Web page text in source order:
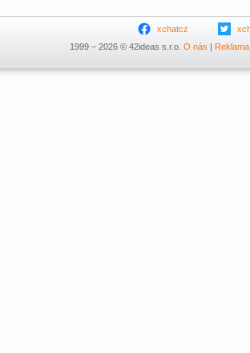
xchatcz
1999 – 2026 © 42ideas s.r.o. O nás | Reklama